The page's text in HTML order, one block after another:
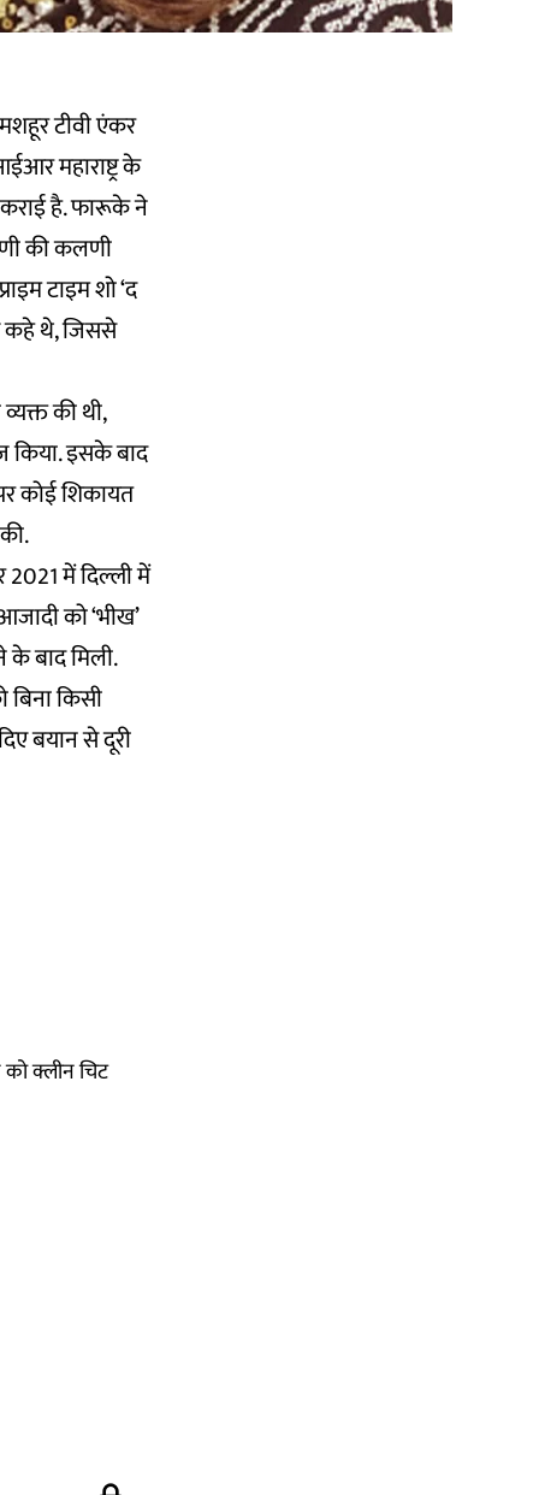
टीवी एंकर
महाराष्ट्र के
कराई है. फारूके ने
की कलणी
टाइम शो ‘द
कहे थे, जिससे
की थी,
किया. इसके बाद
कोई शिकायत
में दिल्ली में
को ‘भीख’
के बाद मिली.
किसी
बयान से दूरी
क्लीन चिट